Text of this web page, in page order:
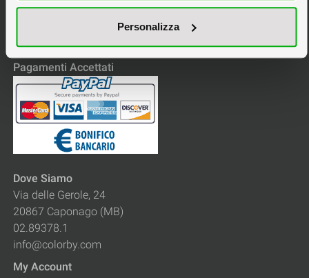
Personalizza
Sitemap
Pagamenti Accettati
Dove Siamo
Via delle Gerole, 24
20867 Caponago (MB)
02.89378.1
info@colorby.com
My Account